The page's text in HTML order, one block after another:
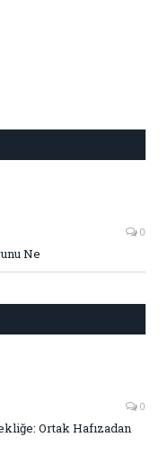
0
Ne
0
Ortak Hafızadan